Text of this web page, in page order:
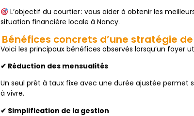
L’objectif du courtier : vous aider à obtenir les
situation financière locale à Nancy.
Bénéfices concrets d’une stratégie
Voici les principaux bénéfices observés lorsqu’un foyer
✔ Réduction des mensualités
Un seul prêt à taux fixe avec une durée ajustée
à vivre.
✔ Simplification de la gestion